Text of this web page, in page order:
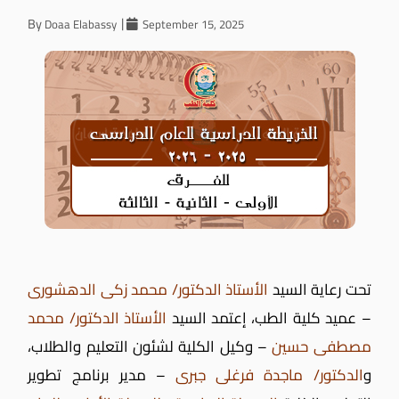
ByDoaa Elabassy September 15, 2025
تحت رعاية السيد الأستاذ الدكتور/ محمد زكى الدهشورى
– عميد كلية الطب، إعتمد السيد الأستاذ الدكتور/ محمد
مصطفى حسين– وكيل الكلية لشئون التعليم والطلاب،
والدكتور/ ماجدة فرغلى جبرى– مدير برنامج تطوير